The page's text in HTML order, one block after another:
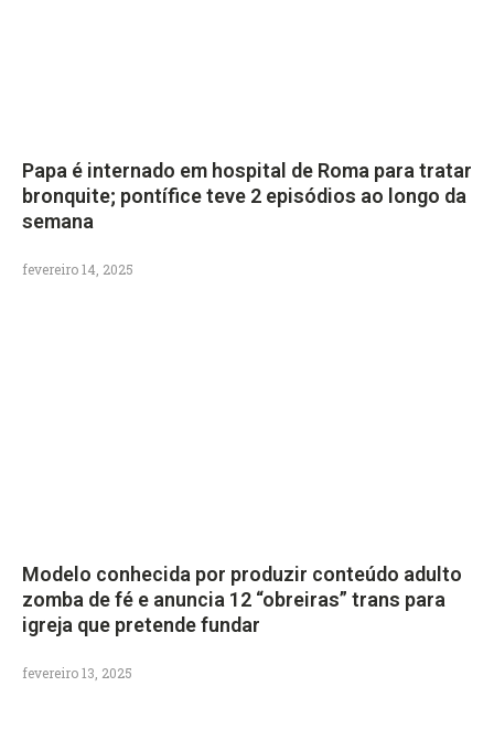
Papa é internado em hospital de Roma para tratar
bronquite; pontífice teve 2 episódios ao longo da
semana
fevereiro 14, 2025
Modelo conhecida por produzir conteúdo adulto
zomba de fé e anuncia 12 “obreiras” trans para
igreja que pretende fundar
fevereiro 13, 2025